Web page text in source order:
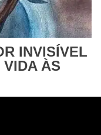
INVISÍVEL
VIDA ÀS